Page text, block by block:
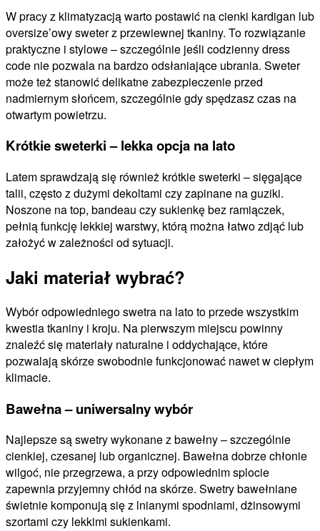
W pracy z klimatyzacją warto postawić na cienki kardigan lub
oversize’owy sweter z przewiewnej tkaniny. To rozwiązanie
praktyczne i stylowe – szczególnie jeśli codzienny dress
code nie pozwala na bardzo odsłaniające ubrania. Sweter
może też stanowić delikatne zabezpieczenie przed
nadmiernym słońcem, szczególnie gdy spędzasz czas na
otwartym powietrzu.
Krótkie sweterki – lekka opcja na lato
Latem sprawdzają się również krótkie sweterki – sięgające
talii, często z dużymi dekoltami czy zapinane na guziki.
Noszone na top, bandeau czy sukienkę bez ramiączek,
pełnią funkcję lekkiej warstwy, którą można łatwo zdjąć lub
założyć w zależności od sytuacji.
Jaki materiał wybrać?
Wybór odpowiedniego swetra na lato to przede wszystkim
kwestia tkaniny i kroju. Na pierwszym miejscu powinny
znaleźć się materiały naturalne i oddychające, które
pozwalają skórze swobodnie funkcjonować nawet w ciepłym
klimacie.
Bawełna – uniwersalny wybór
Najlepsze są swetry wykonane z bawełny – szczególnie
cienkiej, czesanej lub organicznej. Bawełna dobrze chłonie
wilgoć, nie przegrzewa, a przy odpowiednim splocie
zapewnia przyjemny chłód na skórze. Swetry bawełniane
świetnie komponują się z lnianymi spodniami, dżinsowymi
szortami czy lekkimi sukienkami.